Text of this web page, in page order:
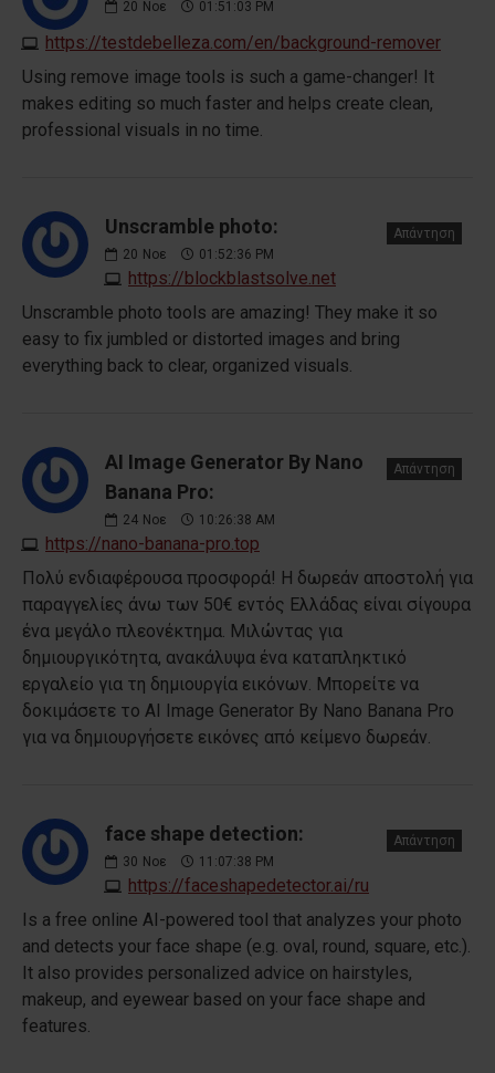
20 Νοε 01:51:03 PM
https://testdebelleza.com/en/background-remover
Using remove image tools is such a game-changer! It
makes editing so much faster and helps create clean,
professional visuals in no time.
Unscramble photo:
20 Νοε 01:52:36 PM
https://blockblastsolve.net
Απάντηση
Unscramble photo tools are amazing! They make it so
easy to fix jumbled or distorted images and bring
everything back to clear, organized visuals.
AI Image Generator By Nano
Banana Pro:
24 Νοε 10:26:38 AM
https://nano-banana-pro.top
Απάντηση
Πολύ ενδιαφέρουσα προσφορά! Η δωρεάν αποστολή για
παραγγελίες άνω των 50€ εντός Ελλάδας είναι σίγουρα
ένα μεγάλο πλεονέκτημα. Μιλώντας για
δημιουργικότητα, ανακάλυψα ένα καταπληκτικό
εργαλείο για τη δημιουργία εικόνων. Μπορείτε να
δοκιμάσετε το AI Image Generator By Nano Banana Pro
για να δημιουργήσετε εικόνες από κείμενο δωρεάν.
face shape detection:
30 Νοε 11:07:38 PM
https://faceshapedetector.ai/ru
Απάντηση
Is a free online AI-powered tool that analyzes your photo
and detects your face shape (e.g. oval, round, square, etc.).
It also provides personalized advice on hairstyles,
makeup, and eyewear based on your face shape and
features.